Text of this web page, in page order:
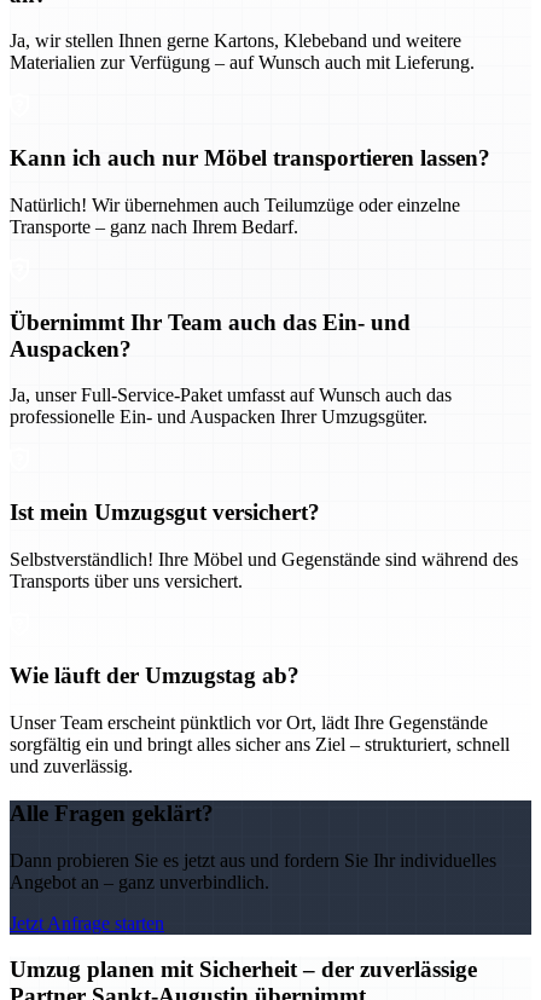
Ja, wir stellen Ihnen gerne Kartons, Klebeband und weitere
Materialien zur Verfügung – auf Wunsch auch mit Lieferung.
Kann ich auch nur Möbel transportieren lassen?
Natürlich! Wir übernehmen auch Teilumzüge oder einzelne
Transporte – ganz nach Ihrem Bedarf.
Übernimmt Ihr Team auch das Ein- und
Auspacken?
Ja, unser Full-Service-Paket umfasst auf Wunsch auch das
professionelle Ein- und Auspacken Ihrer Umzugsgüter.
Ist mein Umzugsgut versichert?
Selbstverständlich! Ihre Möbel und Gegenstände sind während des
Transports über uns versichert.
Wie läuft der Umzugstag ab?
Unser Team erscheint pünktlich vor Ort, lädt Ihre Gegenstände
sorgfältig ein und bringt alles sicher ans Ziel – strukturiert, schnell
und zuverlässig.
Alle Fragen geklärt?
Dann probieren Sie es jetzt aus und fordern Sie Ihr individuelles
Angebot an – ganz unverbindlich.
Jetzt Anfrage starten
Umzug planen mit Sicherheit – der zuverlässige